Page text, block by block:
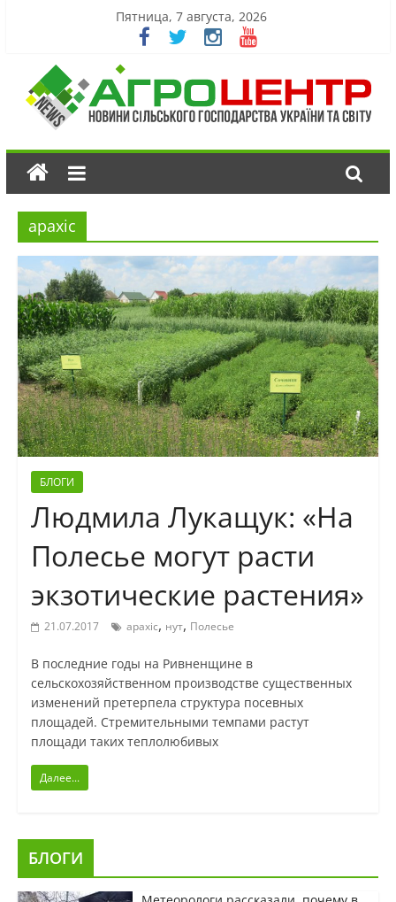
Пятница, 7 августа, 2026
арахіс
БЛОГИ
Людмила Лукащук: «На
Полесье могут расти
экзотические растения»
21.07.2017 арахіс, нут, Полесье
В последние годы на Ривненщине в
сельскохозяйственном производстве существенных
изменений претерпела структура посевных
площадей. Стремительными темпами растут
площади таких теплолюбивых
Далее...
БЛОГИ